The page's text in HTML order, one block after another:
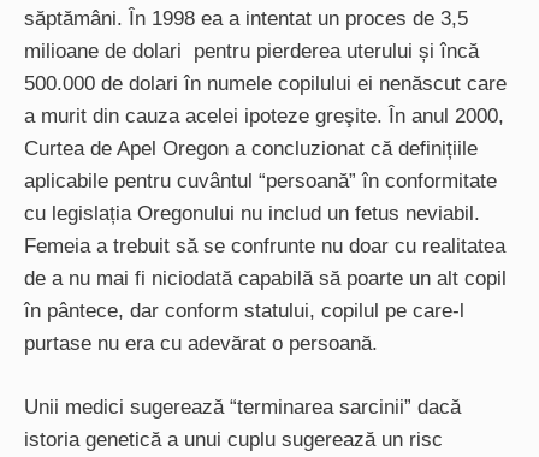
săptămâni. În 1998 ea a intentat un proces de 3,5
milioane de dolari pentru pierderea uterului și încă
500.000 de dolari în numele copilului ei nenăscut care
a murit din cauza acelei ipoteze greşite. În anul 2000,
Curtea de Apel Oregon a concluzionat că definițiile
aplicabile pentru cuvântul “persoană” în conformitate
cu legislația Oregonului nu includ un fetus neviabil.
Femeia a trebuit să se confrunte nu doar cu realitatea
de a nu mai fi niciodată capabilă să poarte un alt copil
în pântece, dar conform statului, copilul pe care-l
purtase nu era cu adevărat o persoană.
Unii medici sugerează “terminarea sarcinii” dacă
istoria genetică a unui cuplu sugerează un risc